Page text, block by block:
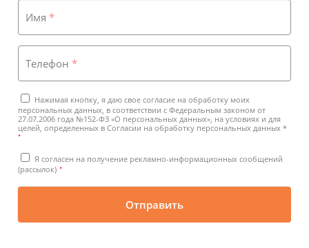
Имя *
Телефон *
Нажимая кнопку, я даю свое согласие на обработку моих
персональных данных, в соответствии с Федеральным законом от
27.07.2006 года №152-ФЗ «О персональных данных», на условиях и для
целей, определенных в Согласии на обработку персональных данных *
*
Я согласен на получение рекламно-информационных сообщений
(рассылок) *
Отправить